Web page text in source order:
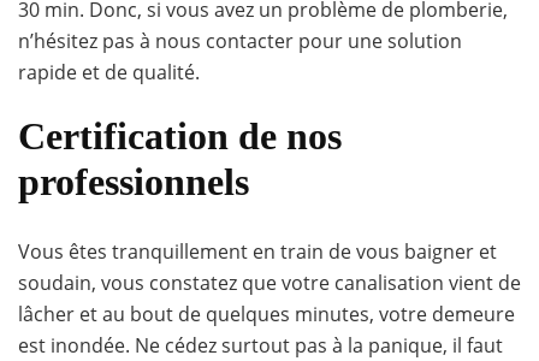
30 min. Donc, si vous avez un problème de plomberie,
n’hésitez pas à nous contacter pour une solution
rapide et de qualité.
Certification de nos
professionnels
Vous êtes tranquillement en train de vous baigner et
soudain, vous constatez que votre canalisation vient de
lâcher et au bout de quelques minutes, votre demeure
est inondée. Ne cédez surtout pas à la panique, il faut